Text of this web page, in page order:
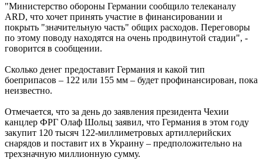
"Министерство обороны Германии сообщило телеканалу
ARD, что хочет принять участие в финансировании и
покрыть "значительную часть" общих расходов. Переговоры
по этому поводу находятся на очень продвинутой стадии", -
говорится в сообщении.
Сколько денег предоставит Германия и какой тип
боеприпасов – 122 или 155 мм – будет профинансирован, пока
неизвестно.
Отмечается, что за день до заявления президента Чехии
канцлер ФРГ Олаф Шольц заявил, что Германия в этом году
закупит 120 тысяч 122-миллиметровых артиллерийских
снарядов и поставит их в Украину – предположительно на
трехзначную миллионную сумму.